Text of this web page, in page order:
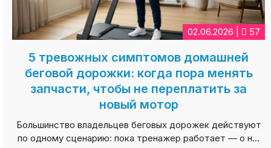
02.06.2026 | 57
5 тревожных симптомов домашней
беговой дорожки: когда пора менять
запчасти, чтобы не переплатить за
новый мотор
Большинство владельцев беговых дорожек действуют
по одному сценарию: пока тренажер работает — о н...